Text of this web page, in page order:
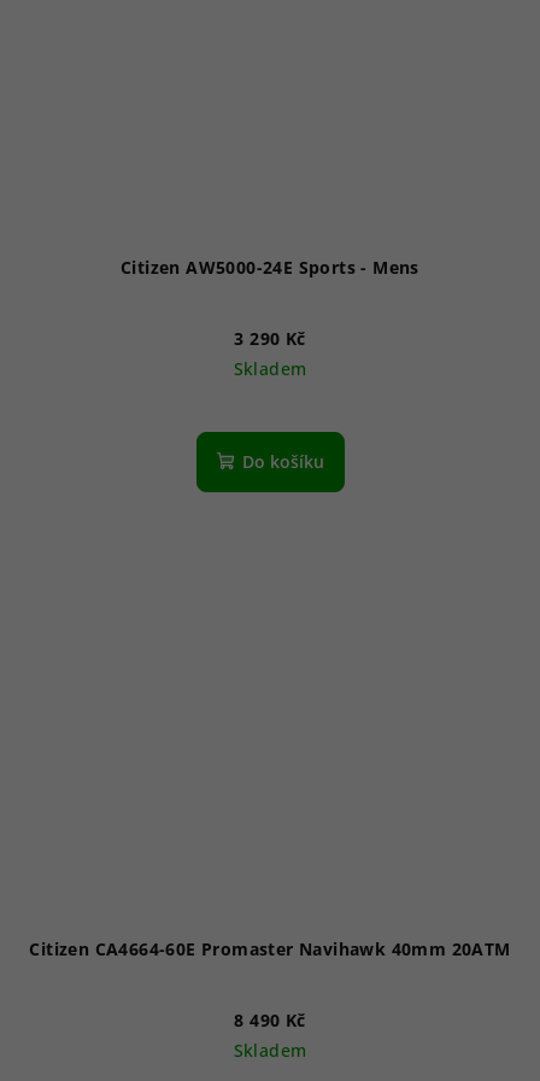
Citizen AW5000-24E Sports - Mens
3 290 Kč
Skladem
hodnocení
produktu
Do košíku
Citizen CA4664-60E Promaster Navihawk 40mm 20ATM
8 490 Kč
Skladem